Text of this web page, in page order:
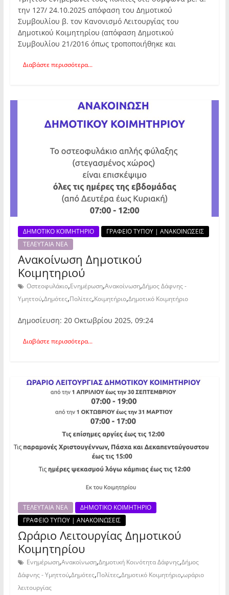
την 127/ 24.10.2025 απόφαση του Δημοτικού
Συμβουλίου β. τον Κανονισμό Λειτουργίας του
Δημοτικού Κοιμητηρίου (απόφαση Δημοτικού
Συμβουλίου 21/2016 όπως τροποποιήθηκε και
Διαβάστε περισσότερα...
ΔΗΜΟΤΙΚΟ ΚΟΙΜΗΤΗΡΙΟ
ΓΡΑΦΕΙΟ ΤΥΠΟΥ | ΑΝΑΚΟΙΝΩΣΕΙΣ
ΤΕΛΕΥΤΑΙΑ ΝΕΑ
Ανακοίνωση Δημοτικού
Κοιμητηριού
Οστεοφυλάκιο,Ενημέρωση,Ανακοίνωση,Δήμος Δάφνης -
Υμηττού,Δημότες,Πολίτες,Κοιμητήριο,Δημοτικό Κοιμητήριο
Δημοσίευση: 20 Οκτωβρίου 2025, 09:24
Διαβάστε περισσότερα...
ΤΕΛΕΥΤΑΙΑ ΝΕΑ
ΔΗΜΟΤΙΚΟ ΚΟΙΜΗΤΗΡΙΟ
ΓΡΑΦΕΙΟ ΤΥΠΟΥ | ΑΝΑΚΟΙΝΩΣΕΙΣ
Ωράριο Λειτουργίας Δημοτικού
Κοιμητηρίου
Ενημέρωση,Ανακοίνωση,Δημοτική Κοινότητα Δάφνης,Δήμος
Δάφνης - Υμηττού,Δημότες,Πολίτες,Δημοτικό Κοιμητήριο,ωράριο
λειτουργίας